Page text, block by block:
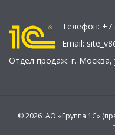
Телефон: +7
Email:
Отдел продаж: г. Москва,
© 2026 АО «Группа 1С»